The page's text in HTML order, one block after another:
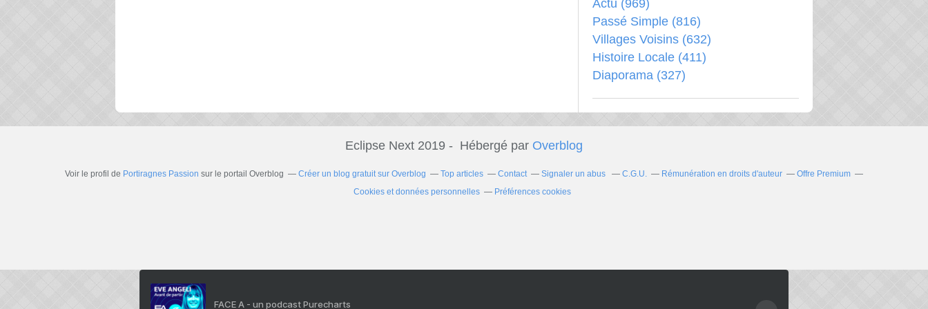
Actu (969)
Passé Simple (816)
Villages Voisins (632)
Histoire Locale (411)
Diaporama (327)
Eclipse Next 2019 - Hébergé par Overblog
Voir le profil de Portiragnes Passion sur le portail Overblog Créer un blog gratuit sur Overblog Top articles Contact Signaler un abus C.G.U. Rémunération en droits d'auteur
Offre Premium
Cookies et données personnelles
Préférences cookies
FACE A - un podcast Purecharts